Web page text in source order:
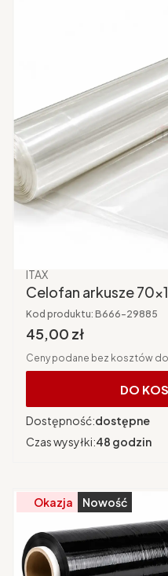
Producent
ITAX
Celofan arkusze
Kod produktu: B666-29885
Cena brutto
45,00 zł
Ceny podane bez kosztów
DO
Dostępność:dostępne
Czas wysyłki:48 godzin
Okazja Nowość